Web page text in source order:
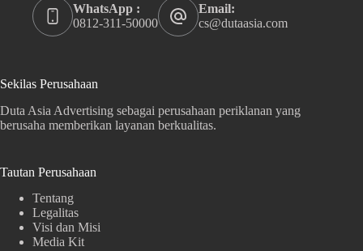
WhatsApp :
0812-311-50000
Email:
cs@dutaasia.com
Sekilas Perusahaan
Duta Asia Advertising sebagai perusahaan periklanan yang
berusaha memberikan layanan berkualitas.
Tautan Perusahaan
Tentang
Legalitas
Visi dan Misi
Media Kit